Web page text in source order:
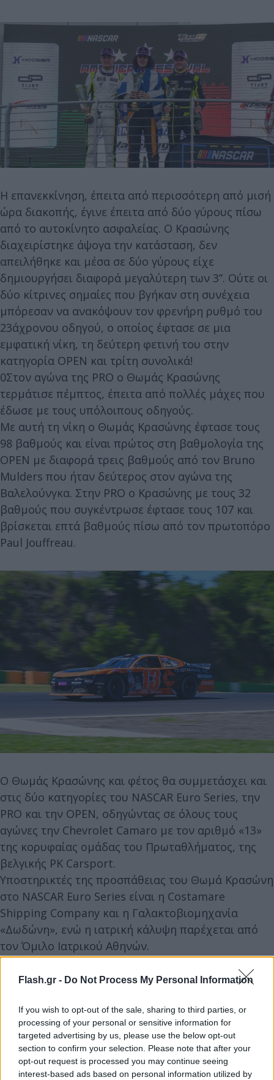
Flash.gr - Do Not Process My Personal Information
If you wish to opt-out of the sale, sharing to third parties, or
processing of your personal or sensitive information for
targeted advertising by us, please use the below opt-out
section to confirm your selection. Please note that after your
opt-out request is processed you may continue seeing
interest-based ads based on personal information utilized by
Η επανεκκίνηση, έπειτα από περισσότερη από μισή
ώρα διακοπής, έγινε έπειτα από δύο γύρους πίσω
από το αυτοκίνητο ασφαλείας. Ο Κρασώνης
διαχειρίστηκε άψογα την κατάσταση, δεν
απειλήθηκε και μέσα σε δύο γύρους είχε
δημιουργήσει διαφορά μεγαλύτερη των 3’’. Ούτε οι
δύο κίτρινες σημαίες που βγήκαν στη συνέχεια
μπόρεσαν να ανακόψουν τον φρενήρη ρυθμό του
23άχρονου οδηγού, ο οποίος έφτασε σε μια
εμφατική νίκη, τη δεύτερη φετινή του στην
κατηγορία OPEN και τρίτη συνολικά!
0Στον αγώνα της PRO ο Θωμάς Κρασώνης
τερμάτισε πέμπτος, έπειτα από πολλές μάχες που
έδωσε με τους υπόλοιπους οδηγούς.
Με αυτή τη νίκη ο Θωμάς Κρασώνης έφτασε τους
98 βαθμούς και είναι πρώτος στη βαθμολογία της
OPEN με διαφορά τρεις βαθμούς από τον Bruno
Mulders που ήταν δεύτερος στον αγώνα της
Βαλελούνγκα. Στην PRO ο Κρασώνης με τους 32
βαθμούς που συγκέντρωσε έφτασε τους 107 και
βρίσκεται επτά βαθμούς πίσω από τον πρωτοπόρο
Paul Jouffreau.
Ο Θωμάς Κρασώνης και φέτος θα συμμετάσχει και
στις δύο κατηγορίες του NASCAR Euro Series, την
PRO και την ΟΡΕΝ, οδηγώντας σε όλους τους
αγώνες την Chevrolet Camaro με τον αριθμό «13»
της κορυφαίας ομάδας του Πρωταθλήματος, της
βελγικής PK Carsport.
Υποστηρικτές της προσπάθειας του Θωμά Κρασώνη
στο NASCAR Euro Series είναι η Costamare
Shipping Company και η Γαλακτοβιομηχανία
«Δωδώνη», ενώ η ιατρική κάλυψη παρέχεται από
τον Όμιλο Ιατρικού Αθηνών.
Τη Κυριακή η εκκίνηση του δεύτερου αγώνα της
ΟΡΕΝ θα δοθεί στις 12.00 μ. και θα έχει διάρκεια 15
μ.μ. με την εκκίνηση του δεύτερου αγώνα της PRO,
με διάρκεια 18 γύρους.
Όλες οι προαναφερθείσες ώρες είναι Ελλάδος. O
ANT1+ θα μεταφέρει στους συνδρομητές του όλη